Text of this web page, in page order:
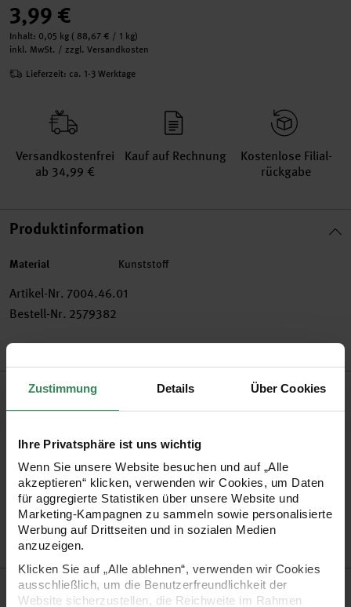
Zustimmung Details Über Cookies
Ihre Privatsphäre ist uns wichtig
Wenn Sie unsere Website besuchen und auf „Alle
akzeptieren“ klicken, verwenden wir Cookies, um Daten
für aggregierte Statistiken über unsere Website und
Marketing-Kampagnen zu sammeln sowie personalisierte
Werbung auf Drittseiten und in sozialen Medien
anzuzeigen.
Klicken Sie auf „Alle ablehnen“, verwenden wir Cookies
ausschließlich, um die Benutzerfreundlichkeit der
Website sicherzustellen, die Reichweite im Rahmen
3,99 €
Inhalt: 0,05 kg ( 88,67 € / 1 kg)
inkl. MwSt. / zzgl. Versandkosten
Lieferzeit: ca. 1-3 Werktage
Versand­kosten­frei
ab 34,99 €
Kauf auf Rechnung
Kosten­lose Filial­
rückgabe
Produktinformation
Material Kunststoff
Artikel-Nr. 7004.46.01
Bestell-Nr. 2579382
Produktbeschreibung
Büromaterial für Schule, Büro, Haushalt und mehr.
Gummibänder für den Alltagsgebrauch: egal ob am
Schreibtisch, in der Küche oder für Bastelarbeiten
45g
Hersteller